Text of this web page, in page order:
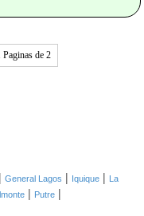
Paginas de 2
| General Lagos | Iquique |
La
| Putre |